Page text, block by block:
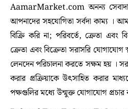
AamarMarket.com অনন্য
আপনাদের সহযোগিতা সর্বদা কাম্য ।
বিক্রি করি না; পরিবর্তে, ক্রেতা এবং
ক্রেতা এবং বিক্রেতা সরাসরি যোগাযোগ
লেনদেন পরিচালনা করতে সক্ষম হয় ।
করার প্রক্রিয়াকে উৎসাহিত করার
পক্ষগুলির মধ্যে উন্মুক্ত যোগাযোগ প্রচার